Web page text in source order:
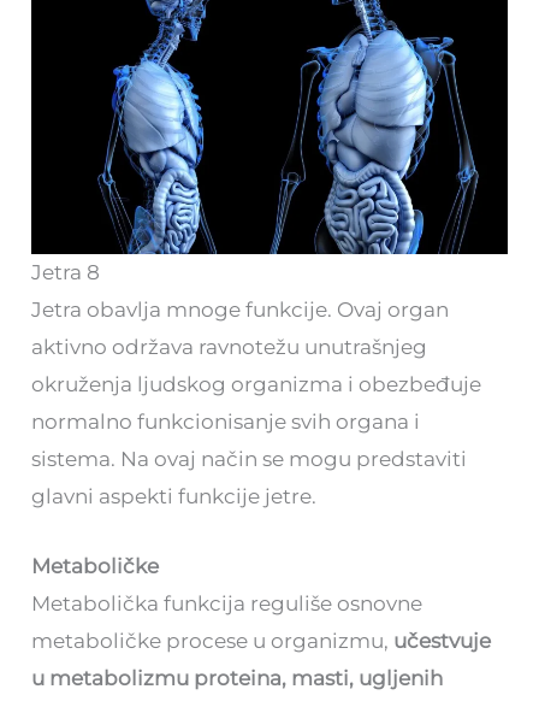
Jetra 8
Jetra obavlja mnoge funkcije. Ovaj organ
aktivno održava ravnotežu unutrašnjeg
okruženja ljudskog organizma i obezbeđuje
normalno funkcionisanje svih organa i
sistema. Na ovaj način se mogu predstaviti
glavni aspekti funkcije jetre.
Metaboličke
Metabolička funkcija reguliše osnovne
metaboličke procese u organizmu, učestvuje
u metabolizmu proteina, masti, ugljenih